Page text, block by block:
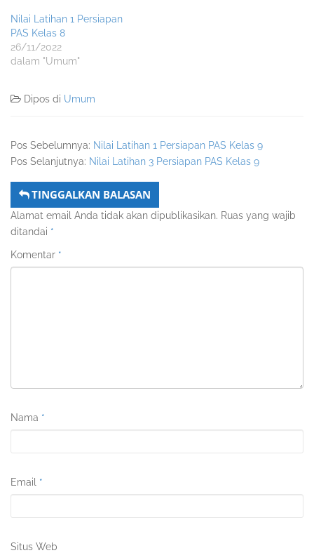
Nilai Latihan 1 Persiapan
PAS Kelas 8
26/11/2022
dalam "Umum"
Dipos di Umum
Pos Sebelumnya: Nilai Latihan 1 Persiapan PAS Kelas 9
Pos Selanjutnya: Nilai Latihan 3 Persiapan PAS Kelas 9
TINGGALKAN BALASAN
Alamat email Anda tidak akan dipublikasikan. Ruas yang wajib
ditandai *
Komentar *
Nama *
Email *
Situs Web